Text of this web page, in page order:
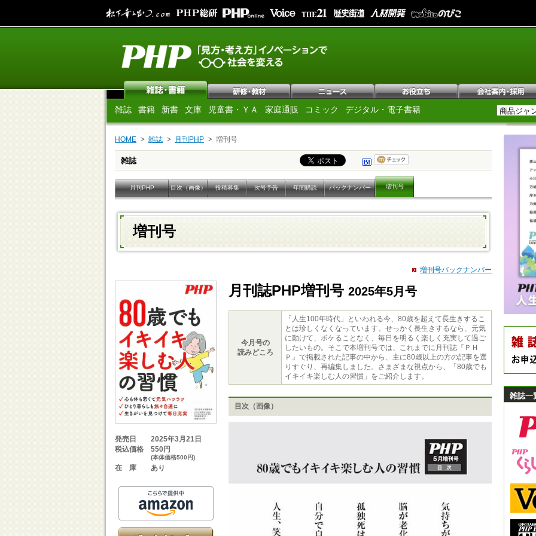
雑誌 書籍 新書 文庫 児童書・ＹＡ 家庭通販 コミック デジタル・電子書籍
HOME 雑誌 月刊PHP 増刊号
雑誌
月刊PHP 目次（画像） 投稿募集 次号予告 年間購読 バックナンバー 増刊号
増刊号
増刊号バックナンバー
発売日
2025年3月21日
税込価格
550円
(本体価格500円)
在 庫 あり
月刊誌PHP増刊号 2025年5月号
今月号の
読みどころ
「人生100年時代」といわれる今、80歳を超えて長生きするこ
とは珍しくなくなっています。せっかく長生きするなら、元気
に動けて、ボケることなく、毎日を明るく楽しく充実して過ご
したいもの。そこで本増刊号では、これまでに月刊誌『ＰＨ
Ｐ』で掲載された記事の中から、主に80歳以上の方の記事を選
りすぐり、再編集しました。さまざまな視点から、「80歳でも
イキイキ楽しむ人の習慣」をご紹介します。
目次（画像）
雑誌一